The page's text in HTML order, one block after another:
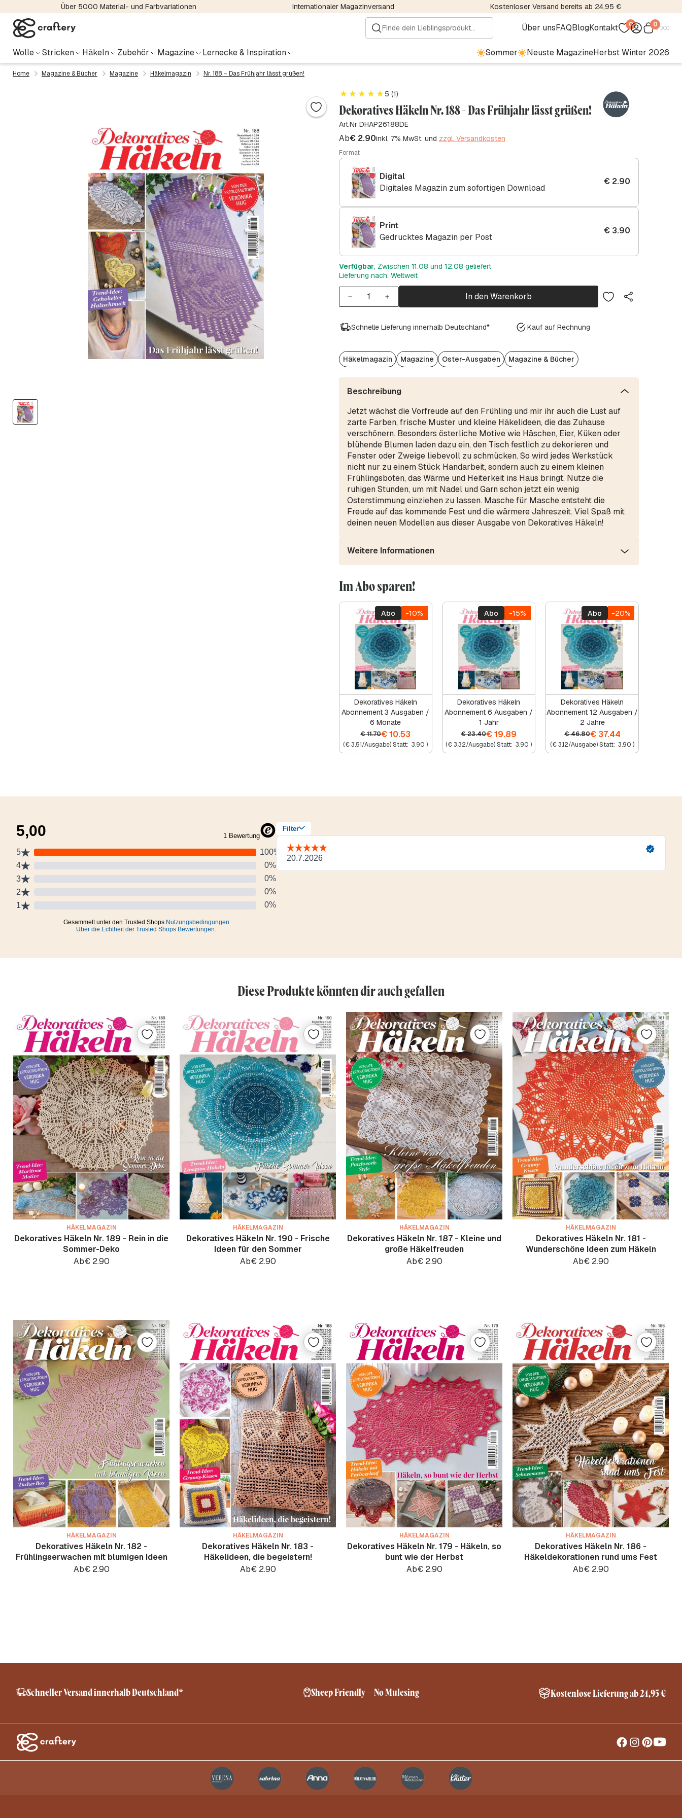
Über 5000 Material- und Farbvariationen Internationaler Magazinversand Kostenloser Versand bereits ab 24,95 €
Über unsFAQBlogKontakt 0 0€0.00
Wolle Stricken Häkeln Zubehör Magazine Lernecke & Inspiration Sommer Neuste MagazineHerbst Winter 2026
Home Magazine & Bücher Magazine Häkelmagazin Nr. 188 – Das Frühjahr lässt grüßen!
5 (1)
Dekoratives Häkeln Nr. 188 - Das Frühjahr lässt grüßen!
Art.Nr DHAP26188DE
Ab€2.90inkl. 7% MwSt. und zzgl. Versandkosten
Format
Digital
Digitales Magazin zum sofortigen Download
€2.90
Print
Gedrucktes Magazin per Post
€3.90
Verfügbar, Zwischen 11.08 und 12.08 geliefert
Lieferung nach: Weltweit
In den Warenkorb
Schnelle Lieferung innerhalb Deutschland* Kauf auf Rechnung
Häkelmagazin Magazine Oster-Ausgaben Magazine & Bücher
Beschreibung
Jetzt wächst die Vorfreude auf den Frühling und mir ihr auch die Lust auf
zarte Farben, frische Muster und kleine Häkelideen, die das Zuhause
verschönern. Besonders österliche Motive wie Häschen, Eier, Küken oder
blühende Blumen laden dazu ein, den Tisch festlich zu dekorieren und
Fenster oder Zweige liebevoll zu schmücken. So wird jedes Werkstück
nicht nur zu einem Stück Handarbeit, sondern auch zu einem kleinen
Frühlingsboten, das Wärme und Heiterkeit ins Haus bringt. Nutze die
ruhigen Stunden, um mit Nadel und Garn schon jetzt ein wenig
Osterstimmung einziehen zu lassen. Masche für Masche entsteht die
Freude auf das kommende Fest und die wärmere Jahreszeit. Viel Spaß mit
deinen neuen Modellen aus dieser Ausgabe von Dekoratives Häkeln!
Weitere Informationen
Im Abo sparen!
Abo -10%
Dekoratives Häkeln
Abonnement 3 Ausgaben /
6 Monate
€11.70€10.53
(€3.51/Ausgabe) Statt: 3.90 )
Abo -15%
Dekoratives Häkeln
Abonnement 6 Ausgaben /
1 Jahr
€23.40€19.89
(€3.32/Ausgabe) Statt: 3.90 )
Abo -20%
Dekoratives Häkeln
Abonnement 12 Ausgaben /
2 Jahre
€46.80€37.44
(€3.12/Ausgabe) Statt: 3.90 )
Diese Produkte könnten dir auch gefallen
HÄKELMAGAZIN
Dekoratives Häkeln Nr. 189 - Rein in die
Sommer-Deko
Ab€2.90
HÄKELMAGAZIN
Dekoratives Häkeln Nr. 190 - Frische
Ideen für den Sommer
Ab€2.90
HÄKELMAGAZIN
Dekoratives Häkeln Nr. 187 - Kleine und
große Häkelfreuden
Ab€2.90
HÄKELMAGAZIN
Dekoratives Häkeln Nr. 181 -
Wunderschöne Ideen zum Häkeln
Ab€2.90
HÄKELMAGAZIN
Dekoratives Häkeln Nr. 182 -
Frühlingserwachen mit blumigen Ideen
Ab€2.90
HÄKELMAGAZIN
Dekoratives Häkeln Nr. 183 -
Häkelideen, die begeistern!
Ab€2.90
HÄKELMAGAZIN
Dekoratives Häkeln Nr. 179 - Häkeln, so
bunt wie der Herbst
Ab€2.90
HÄKELMAGAZIN
Dekoratives Häkeln Nr. 186 -
Häkeldekorationen rund ums Fest
Ab€2.90
Schneller Versand innerhalb Deutschland* Sheep Friendly – No Mulesing Kostenlose Lieferung ab 24,95 €